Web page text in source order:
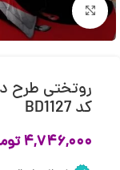
بزرگنمایی تصویر
روتختی طرح
کد BD1127
۴,۷۴۶,۰۰۰